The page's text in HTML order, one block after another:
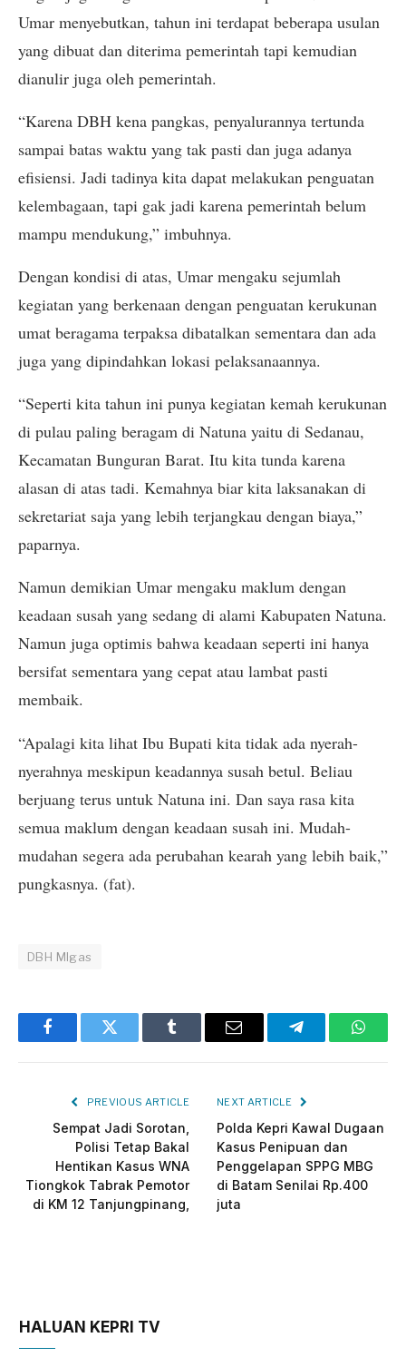
Umar menyebutkan, tahun ini terdapat beberapa usulan
yang dibuat dan diterima pemerintah tapi kemudian
dianulir juga oleh pemerintah.
“Karena DBH kena pangkas, penyalurannya tertunda
sampai batas waktu yang tak pasti dan juga adanya
efisiensi. Jadi tadinya kita dapat melakukan penguatan
kelembagaan, tapi gak jadi karena pemerintah belum
mampu mendukung,” imbuhnya.
Dengan kondisi di atas, Umar mengaku sejumlah
kegiatan yang berkenaan dengan penguatan kerukunan
umat beragama terpaksa dibatalkan sementara dan ada
juga yang dipindahkan lokasi pelaksanaannya.
“Seperti kita tahun ini punya kegiatan kemah kerukunan
di pulau paling beragam di Natuna yaitu di Sedanau,
Kecamatan Bunguran Barat. Itu kita tunda karena
alasan di atas tadi. Kemahnya biar kita laksanakan di
sekretariat saja yang lebih terjangkau dengan biaya,”
paparnya.
Namun demikian Umar mengaku maklum dengan
keadaan susah yang sedang di alami Kabupaten Natuna.
Namun juga optimis bahwa keadaan seperti ini hanya
bersifat sementara yang cepat atau lambat pasti
membaik.
“Apalagi kita lihat Ibu Bupati kita tidak ada nyerah-
nyerahnya meskipun keadannya susah betul. Beliau
berjuang terus untuk Natuna ini. Dan saya rasa kita
semua maklum dengan keadaan susah ini. Mudah-
mudahan segera ada perubahan kearah yang lebih baik,”
pungkasnya. (fat).
DBH MIgas
FacebookTwitter Tumblr Email Telegram
PREVIOUS ARTICLE
Sempat Jadi Sorotan,
Polisi Tetap Bakal
Hentikan Kasus WNA
Tiongkok Tabrak Pemotor
di KM 12 Tanjungpinang,
NEXT ARTICLE
Polda Kepri Kawal Dugaan
Kasus Penipuan dan
Penggelapan SPPG MBG
di Batam Senilai Rp.400
juta
HALUAN KEPRI TV